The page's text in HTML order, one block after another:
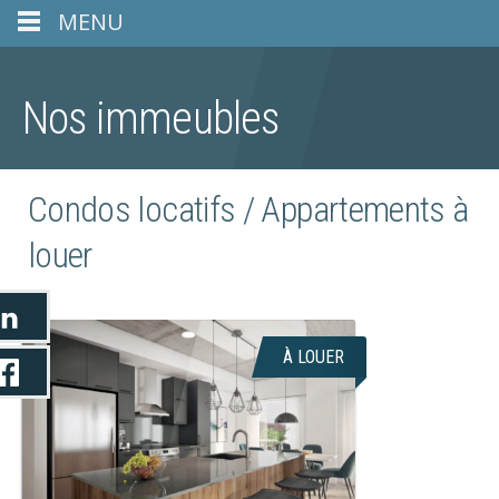
Nos immeubles
Condos locatifs / Appartements à
louer
À LOUER
CHOOSE A LOCATION:
SAINTE-FOY
Le Gabriel comblera les amateurs de
vie urbaine : restaurants branchés,
MENU